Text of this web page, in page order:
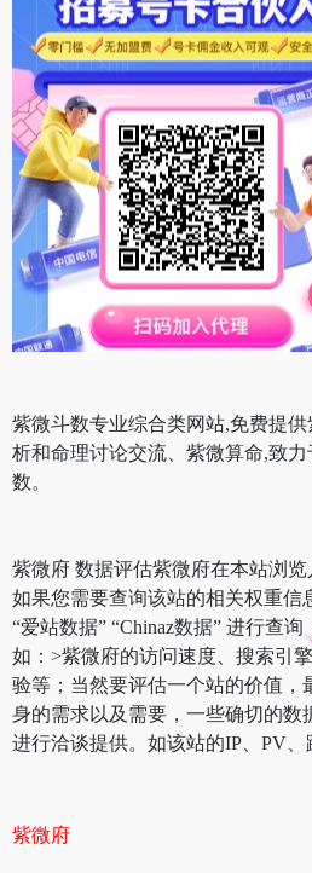
紫微斗数专业综合类网站,免费提
析和命理讨论交流、紫微算命,致
数。
紫微府 数据评估紫微府在本站浏览
如果您需要查询该站的相关权重信
“爱站数据” “Chinaz数据” 进行查
如：>紫微府的访问速度、搜索引
验等；当然要评估一个站的价值，
身的需求以及需要，一些确切的数
进行洽谈提供。如该站的IP、PV、
紫微府